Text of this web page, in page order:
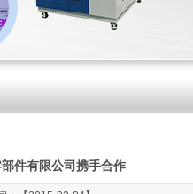
件有限公司携手合作